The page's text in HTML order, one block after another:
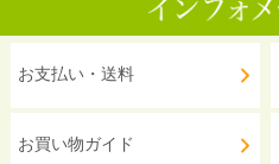
お支払い・送料
お買い物ガイド